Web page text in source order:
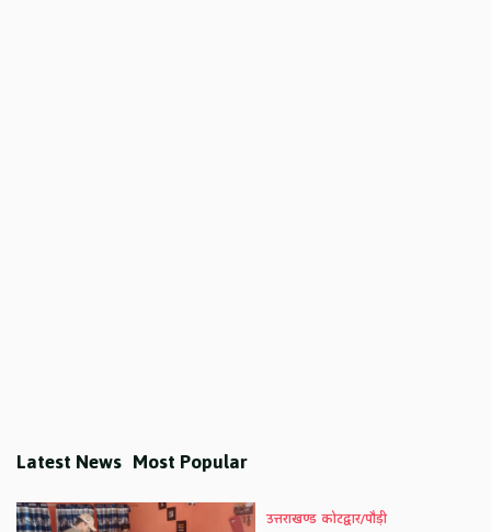
Latest News Most Popular
उत्तराखण्ड कोटद्वार/पौड़ी